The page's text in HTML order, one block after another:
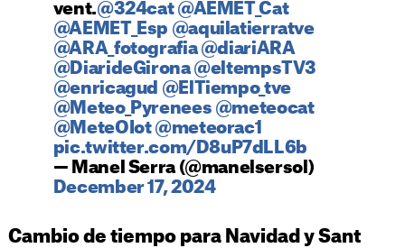
vent.@324cat @AEMET_Cat
@AEMET_Esp @aquilatierratve
@ARA_fotografia @diariARA
@DiarideGirona @eltempsTV3
@enricagud @ElTiempo_tve
@Meteo_Pyrenees @meteocat
@MeteOIot @meteorac1
pic.twitter.com/D8uP7dLL6b
— Manel Serra (@manelsersol)
December 17, 2024
Cambio de tiempo para Navidad y Sant